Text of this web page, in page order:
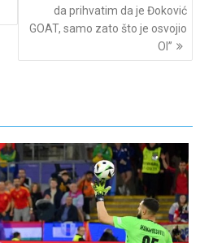
da prihvatim da je Đoković
GOAT, samo zato što je osvojio
OI”